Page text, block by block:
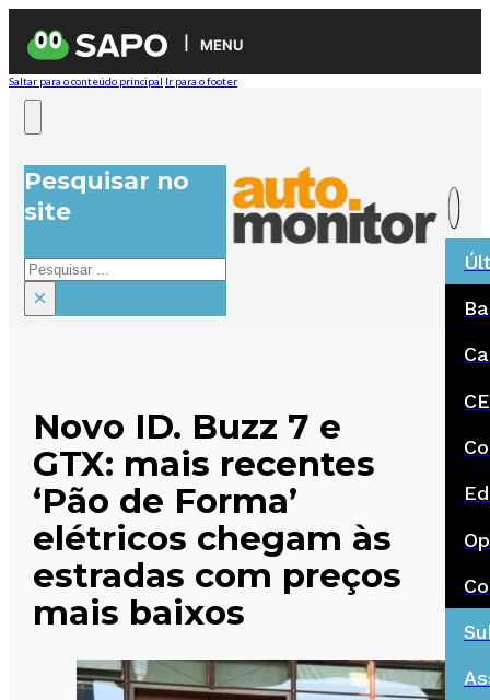
MENU
Saltar para o conteúdo principal Ir para o footer
Pesquisar no
site
Pesquisar
×
Novo ID. Buzz 7 e
GTX: mais recentes
‘Pão de Forma’
elétricos chegam às
estradas com preços
mais baixos